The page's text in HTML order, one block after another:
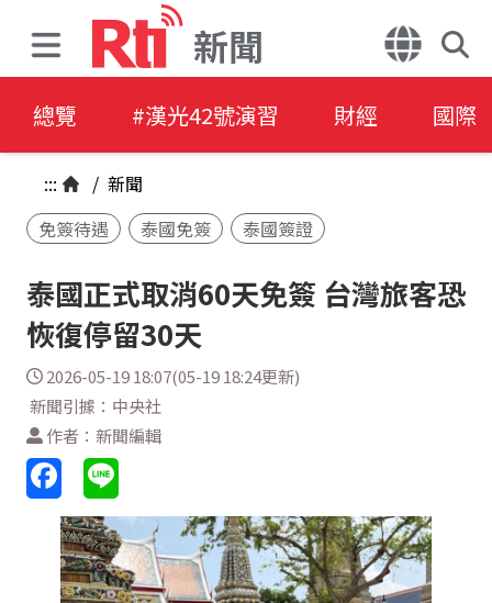
新聞
總覽 #漢光42號演習 財經 國際
::: / 新聞
免簽待遇
泰國免簽 泰國簽證
泰國正式取消60天免簽 台灣旅客恐
恢復停留30天
2026-05-19 18:07(05-19 18:24更新)
新聞引據：中央社
作者：新聞編輯